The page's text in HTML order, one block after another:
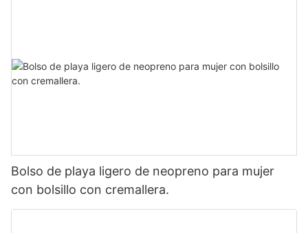
Bolso de playa ligero de neopreno para mujer
con bolsillo con cremallera.